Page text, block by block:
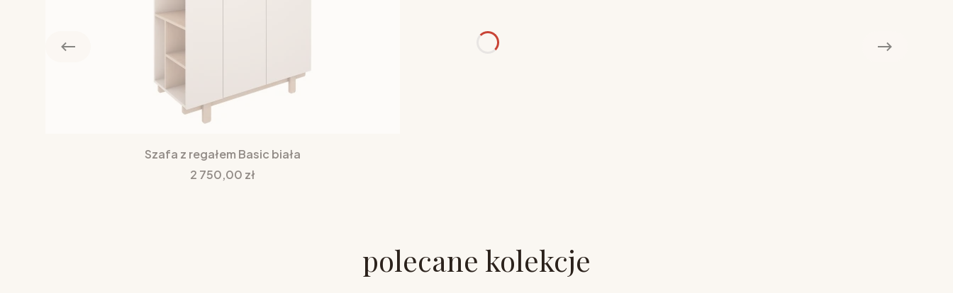
Szafa z regałem Basic biała
Cena
2 750,00 zł
polecane kolekcje